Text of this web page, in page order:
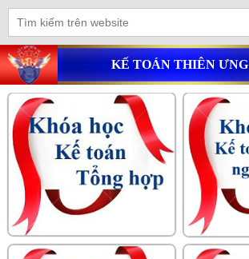
KẾ TOÁN THIÊN ƯNG